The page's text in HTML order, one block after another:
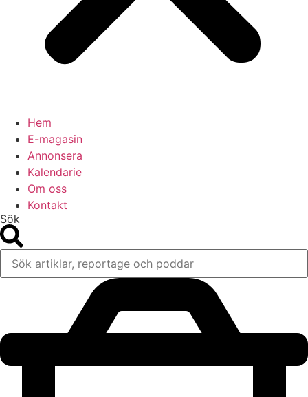
Hem
E-magasin
Annonsera
Kalendarie
Om oss
Kontakt
Sök